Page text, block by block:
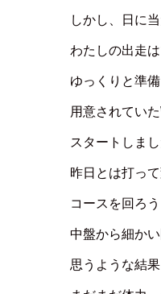
しかし、日に
わたしの出走
ゆっくりと準
用意されてい
スタートしまし
昨日とは打っ
コースを回ろ
中盤から細か
思うような結